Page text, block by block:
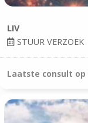
LIV
STUUR VERZOEK
Laatste consult op